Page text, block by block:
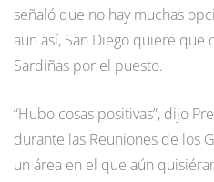
señaló que no hay muchas
aun así, San Diego quiere
Sardiñas por el puesto.
“Hubo cosas positivas”, dijo
durante las Reuniones de los
un área en el que aún